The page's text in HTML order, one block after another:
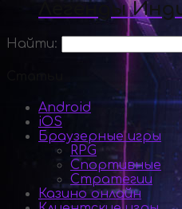
Легенды
Найти:
Android
iOS
Браузерные игры
RPG
Спортивные
Стратегии
Казино онлайн